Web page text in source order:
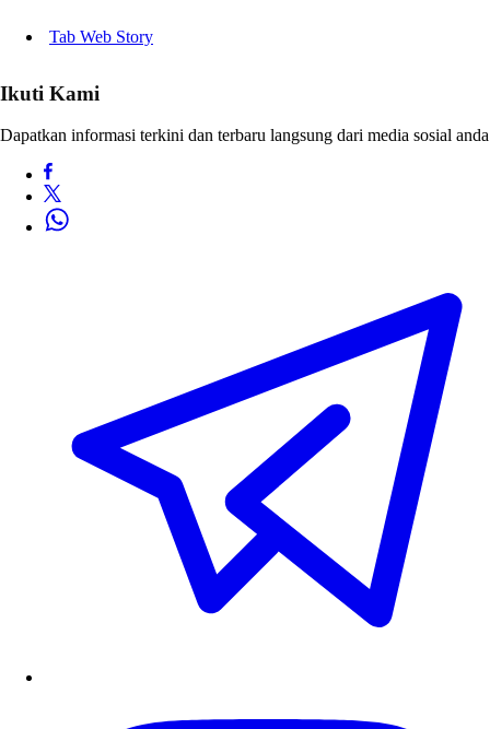
Tab Web Story
Ikuti Kami
Dapatkan informasi terkini dan terbaru langsung dari media sosial anda